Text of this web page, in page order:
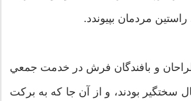
مردمان بپيوندد.
و بافندگان فرش در خدمت جمعي
سختگير بودند، و از آن جا كه به بركت